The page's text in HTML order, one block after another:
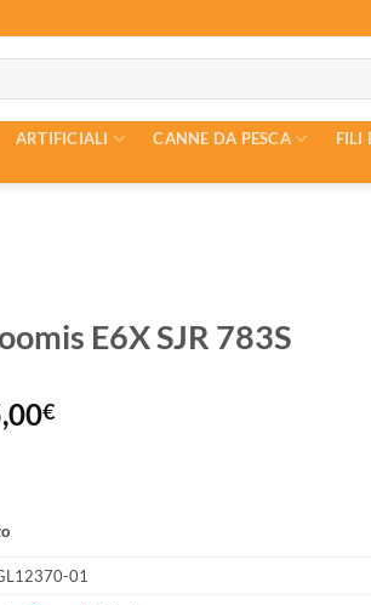
ARTIFICIALI CANNE DA PESCA FILI
E6X SJR 783S
€
01